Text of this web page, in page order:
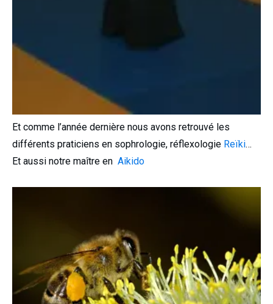
Et comme l’année dernière nous avons retrouvé les
différents praticiens en sophrologie, réflexologie Reïki…
Et aussi notre maître en Aikido